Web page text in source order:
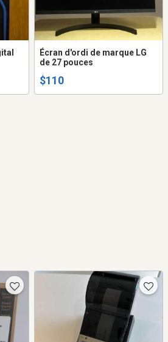
Écran d'ordi de marque LG
de 27 pouces
$110